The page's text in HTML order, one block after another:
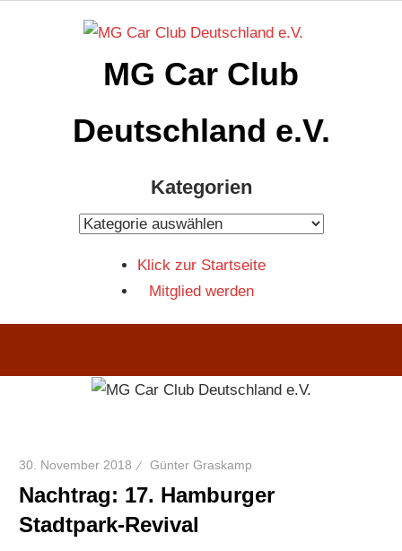
MG Car Club
Deutschland e.V.
Kategorien
Kategorien
Klick zur Startseite
Mitglied werden
30. November 2018 Günter Graskamp
Nachtrag: 17. Hamburger
Stadtpark-Revival